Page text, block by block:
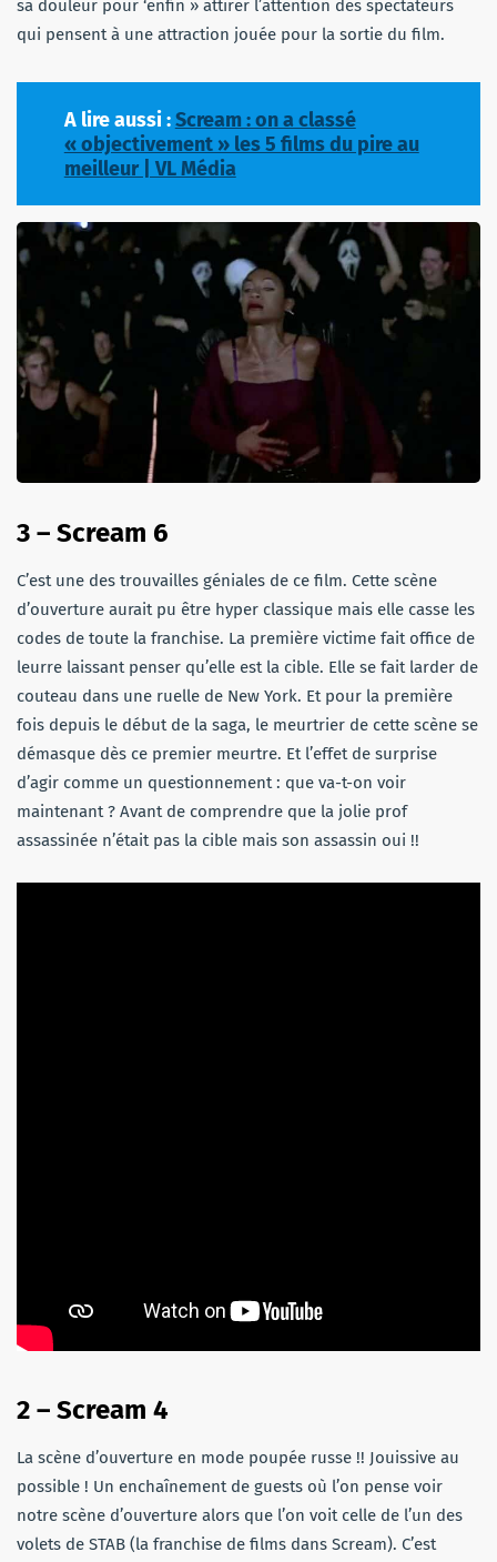
sa douleur pour ‘enfin » attirer l’attention des spectateurs
qui pensent à une attraction jouée pour la sortie du film.
A lire aussi :Scream : on a classé
« objectivement » les 5 films du pire au
meilleur | VL Média
3 – Scream 6
C’est une des trouvailles géniales de ce film. Cette scène
d’ouverture aurait pu être hyper classique mais elle casse les
codes de toute la franchise. La première victime fait office de
leurre laissant penser qu’elle est la cible. Elle se fait larder de
couteau dans une ruelle de New York. Et pour la première
fois depuis le début de la saga, le meurtrier de cette scène se
démasque dès ce premier meurtre. Et l’effet de surprise
d’agir comme un questionnement : que va-t-on voir
maintenant ? Avant de comprendre que la jolie prof
assassinée n’était pas la cible mais son assassin oui !!
2 – Scream 4
La scène d’ouverture en mode poupée russe !! Jouissive au
possible ! Un enchaînement de guests où l’on pense voir
notre scène d’ouverture alors que l’on voit celle de l’un des
volets de STAB (la franchise de films dans Scream). C’est